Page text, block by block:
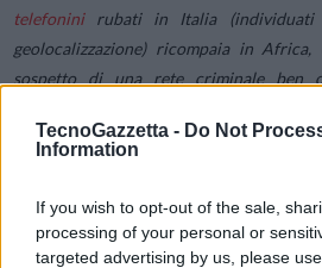
TecnoGazzetta - Do Not
Information
If you wish to opt-out of the sale,
processing of your personal or
targeted advertising by us, please
telefoninirubati in Italia (individuati
geolocalizzazione) ricompaia in
sospetto di una rete criminale ben
Melluso –Al di là del valore degli
oggi all’interno dei telefonini: accesso
social network, Spid, dati bancari, carte
dati fiscali e sanitari, ecc. , dati che